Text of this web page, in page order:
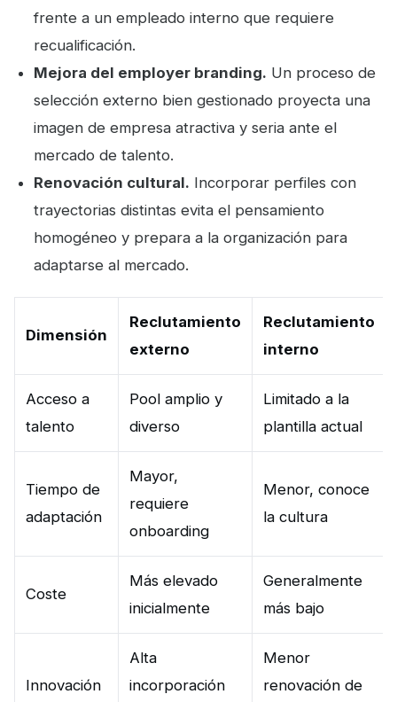
frente a un empleado interno que requiere
recualificación.
Mejora del employer branding. Un proceso de
selección externo bien gestionado proyecta una
imagen de empresa atractiva y seria ante el
mercado de talento.
Renovación cultural. Incorporar perfiles con
trayectorias distintas evita el pensamiento
homogéneo y prepara a la organización para
adaptarse al mercado.
Dimensión
Reclutamiento
externo
Reclutamiento
interno
Acceso a
talento
Pool amplio y
diverso
Limitado a la
plantilla actual
Tiempo de
adaptación
Mayor,
requiere
onboarding
Menor, conoce
la cultura
Coste
Más elevado
inicialmente
Generalmente
más bajo
Innovación
Alta
incorporación
Menor
renovación de